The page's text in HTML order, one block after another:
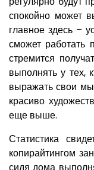
спокойно может
главное здесь –
сможет работать
стремится
выполнять у тех,
выражать свои
красиво
еще выше.
Статистика
копирайтингом